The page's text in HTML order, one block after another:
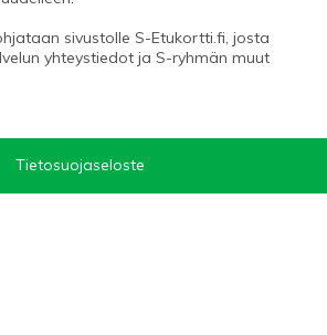
sivustolle S-Etukortti.fi, josta
yhteystiedot ja S-ryhmän muut
Tietosuojaseloste